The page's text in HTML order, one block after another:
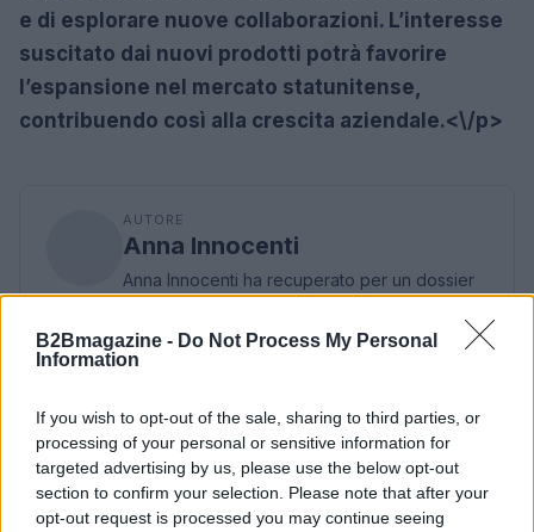
B2Bmagazine - Do Not Process My Personal
Information
If you wish to opt-out of the sale, sharing to third parties, or
processing of your personal or sensitive information for
targeted advertising by us, please use the below opt-out
section to confirm your selection. Please note that after your
opt-out request is processed you may continue seeing
e di esplorare nuove collaborazioni. L’interesse
suscitato dai nuovi prodotti potrà favorire
l’espansione nel mercato statunitense,
contribuendo così alla crescita aziendale.<\/p>
AUTORE
Anna Innocenti
Anna Innocenti ha recuperato per un dossier
Verona dopo una notte in archivio; è
collabora a coperture breaking con analisi
rotonde locali sulla memoria urbana.